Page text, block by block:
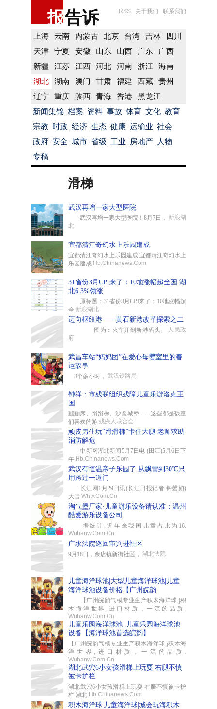
报告诉 RSS 关于我们 联系我们
上海 云南 内蒙古 北京 台湾 吉林
四川
天津
宁夏 安徽 山东 山西 广东
广西
新疆
江苏 江西 河北 河南 浙江
海南
湖北
湖南 澳门 甘肃 福建 西藏
贵州
辽宁
重庆 陕西 青海 香港
黑龙江
新闻集锦 档案 资料 事故 体育 文化 教育
宗教 时政 经济 生态 健康 运输业 社会
政府 安全 城市 省级 工业 房地产
人物
专稿
滑梯
武汉再增一家大型医院
武汉再增一家大型医院！8月7日， 新浪湖
北
宜都清江奇幻水上乐园建成
宜都清江奇幻水上乐园建成 宜都清江奇幻水上
乐园建成 Hb.Chinanews.Com
31省份3月CPI来了：10地涨幅超全国 湖
北6.3%领涨
原标题：31省份3月CPI来了：10地涨幅超
全 新浪湖北
迈向枢纽港——黄石新港改革探索之二
图为：火车开到新港码头。
人民政
府
武昌车站“妈妈团”在爱心母婴室里的春
运故事
3个多小时， 武汉铁路局
钟祥：市残联组织残障儿童乐游洛克王
国
蹦蹦床、滑滑梯、沙盘城堡……这些都是孩童
们喜欢的游 残疾人联合会
顽皮男生玩“滑滑梯”卡住大腿 老师求助
消防解危
中新网湖北新闻5月7日电 (田江)5月6日下
午 Hb.Chinanews.Com
武汉有恒温亲子乐园了 从飘雪到30℃只
用跨过一道门
长江网1月29日讯(长江日报记者 钟磬如)
大雪 Whtv.Com.Cn
淘气堡厂家·儿童游乐设备请认准：温州
酷爱游乐设备公司
据统计,近年来我国儿童占比为16.
Wuhanw.Com.Cn
广水法院巡回审判进社区
9月18日，余店镇新街社区， 湖北法院
儿童海洋球池|大型儿童海洋球池|儿童
海洋球池设备价格【广州皖韵
【广州皖韵气模专业生产积木海洋球,j积
木海洋世界,进口材质，一流的品质.
Wuhanw.Com.Cn
儿童乐园海洋球池_儿童乐园海洋球池
设备【海洋球池首选皖韵】
【广州皖韵气模专业生产积木海洋球,j积木海
洋世界,进口材质，一流的品质.
Wuhanw.Com.Cn
湖北武穴6小女孩滑梯上玩耍 右腿不慎
被卡护栏
湖北武穴6小女孩滑梯上玩耍 右腿不慎被卡护
栏 湖北 Hb.Chinanews.Com
积木海洋球|儿童海洋球|城会玩海积木